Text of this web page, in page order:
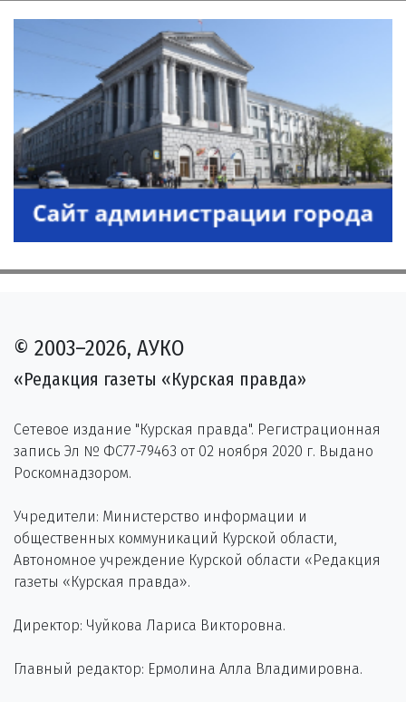
© 2003–2026, АУКО
«Редакция газеты «Курская правда»
Сетевое издание "Курская правда". Регистрационная
запись Эл № ФС77-79463 от 02 ноября 2020 г. Выдано
Роскомнадзором.
Учредители: Министерство информации и
общественных коммуникаций Курской области,
Автономное учреждение Курской области «Редакция
газеты «Курская правда».
Директор: Чуйкова Лариса Викторовна.
Главный редактор: Ермолина Алла Владимировна.